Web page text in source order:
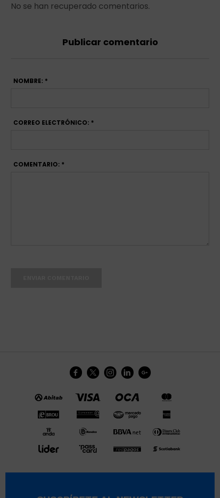
No se han recuperado comentarios.
Publicar comentario
NOMBRE: *
CORREO ELECTRÓNICO: *
COMENTARIO: *
    